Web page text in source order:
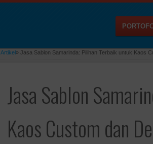
Artikel» Jasa Sablon Samarinda: Pilihan Terbaik untuk Kaos
Jasa Sablon
Kaos Custom dan